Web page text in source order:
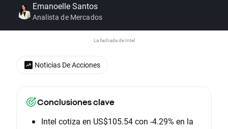
Emanoelle Santos
Analista de Mercados
La fachada de Intel
Conclusiones clave
Intel cotiza en US$105.54 con -4.29% en la
Noticias De Acciones